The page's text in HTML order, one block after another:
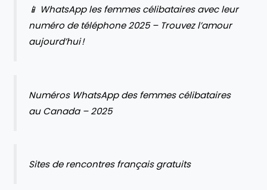
📱 WhatsApp les femmes célibataires avec leur
numéro de téléphone 2025 – Trouvez l’amour
aujourd’hui !
Numéros WhatsApp des femmes célibataires
au Canada – 2025
Sites de rencontres français gratuits